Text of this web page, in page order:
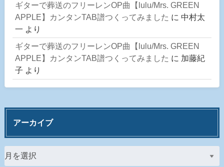
ギターで葬送のフリーレンOP曲【lulu/Mrs. GREEN
APPLE】カンタンTAB譜つくってみました に 中村太
一 より
ギターで葬送のフリーレンOP曲【lulu/Mrs. GREEN
APPLE】カンタンTAB譜つくってみました に 加藤紀
子 より
アーカイブ